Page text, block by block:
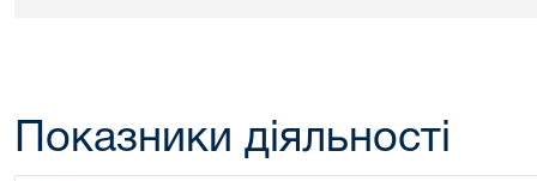
Показники діяльності